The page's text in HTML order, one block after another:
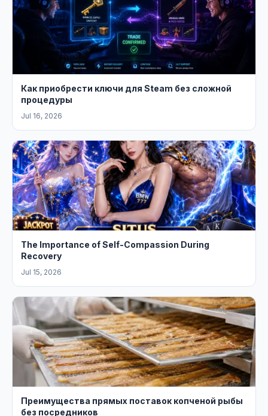
Как приобрести ключи для Steam без сложной
процедуры
Jul 16, 2026
The Importance of Self-Compassion During
Recovery
Jul 15, 2026
Преимущества прямых поставок копченой рыбы
без посредников